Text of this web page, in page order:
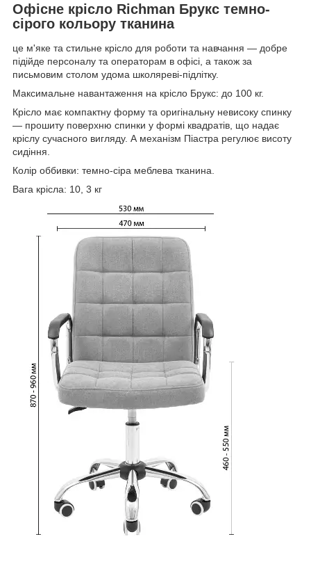
Офісне крісло Richman Брукс темно-
сірого кольору тканина
це м'яке та стильне крісло для роботи та навчання — добре
підійде персоналу та операторам в офісі, а також за
письмовим столом удома школяреві-підлітку.
Максимальне навантаження на крісло Брукс: до 100 кг.
Крісло має компактну форму та оригінальну невисоку спинку
— прошиту поверхню спинки у формі квадратів, що надає
кріслу сучасного вигляду. А механізм Піастра регулює висоту
сидіння.
Колір оббивки: темно-сіра меблева тканина.
Вага крісла: 10, 3 кг